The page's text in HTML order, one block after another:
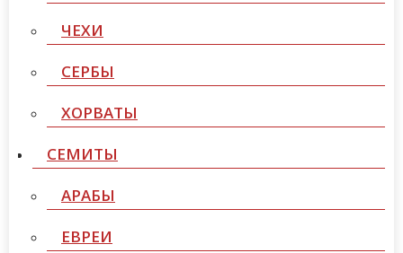
ЧЕХИ
СЕРБЫ
ХОРВАТЫ
СЕМИТЫ
АРАБЫ
ЕВРЕИ